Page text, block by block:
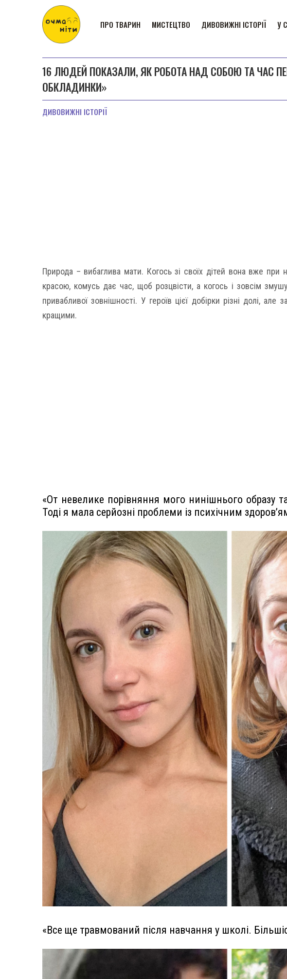
ПРО ТВАРИН МИСТЕЦТВО ДИВОВИЖНІ ІСТОРІЇ У
16 ЛЮДЕЙ ПОКАЗАЛИ, ЯК РОБОТА НАД СОБОЮ ТА ЧАС
ОБКЛАДИНКИ»
ДИВОВИЖНІ ІСТОРІЇ
Природа – вибаглива мати. Когось зі своїх дітей вона вже
красою, комусь дає час, щоб розцвісти, а когось і зовсім
привабливої ​​зовнішності. У героїв цієї добірки різні долі, але
кращими.
«От невелике порівняння мого нинішнього образу
Тоді я мала серйозні проблеми із психічним
«Все ще травмований після навчання у школі.